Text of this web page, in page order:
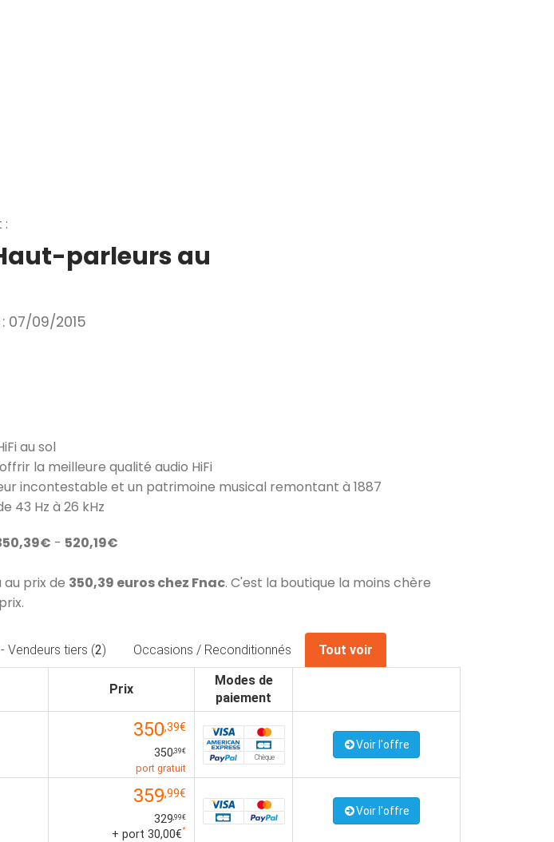
:
parleurs au
07/09/2015
au sol
la meilleure qualité audio HiFi
incontestable et un patrimoine musical remontant à 1887
43 Hz à 26 kHz
- 520,19€
prix de 350,39 euros chez Fnac. C'est la boutique la moins chère
- Vendeurs tiers (2) Occasions / Reconditionnés Tout voir
Prix
Modes de
paiement
350,39€
350,39€
port gratuit
Chèque
Voir l'offre
359,99€
329,99€
+ port 30,00€*
Voir l'offre